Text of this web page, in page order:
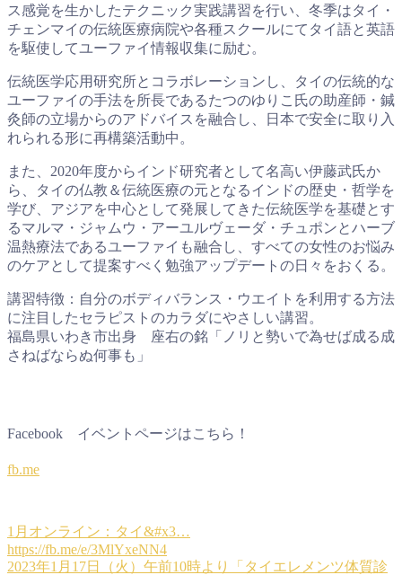
ス感覚を生かしたテクニック実践講習を行い、冬季はタイ・
チェンマイの伝統医療病院や各種スクールにてタイ語と英語
を駆使してユーファイ情報収集に励む。
伝統医学応用研究所とコラボレーションし、タイの伝統的な
ユーファイの手法を所長であるたつのゆりこ氏の助産師・鍼
灸師の立場からのアドバイスを融合し、日本で安全に取り入
れられる形に再構築活動中。
また、2020年度からインド研究者として名高い伊藤武氏か
ら、タイの仏教＆伝統医療の元となるインドの歴史・哲学を
学び、アジアを中心として発展してきた伝統医学を基礎とす
るマルマ・ジャムウ・アーユルヴェーダ・チュポンとハーブ
温熱療法であるユーファイも融合し、すべての女性のお悩み
のケアとして提案すべく勉強アップデートの日々をおくる。
講習特徴：自分のボディバランス・ウエイトを利用する方法
に注目したセラピストのカラダにやさしい講習。
福島県いわき市出身 座右の銘「ノリと勢いで為せば成る成
さねばならぬ何事も」
Facebook イベントページはこちら！
fb.me
1月オンライン：タイ&#x3…
https://fb.me/e/3MlYxeNN4
2023年1月17日（火）午前10時より「タイエレメンツ体質診